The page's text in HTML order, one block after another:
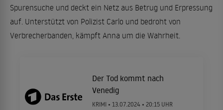
Spurensuche und deckt ein Netz aus Betrug und Erpressung
auf. Unterstützt von Polizist Carlo und bedroht von
Verbrecherbanden, kämpft Anna um die Wahrheit.
Der Tod kommt nach
Venedig
KRIMI • 13.07.2024• 20:15 UHR